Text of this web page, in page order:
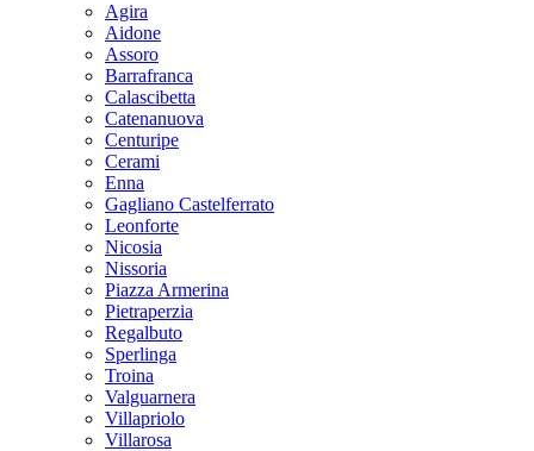
Agira
Aidone
Assoro
Barrafranca
Calascibetta
Catenanuova
Centuripe
Cerami
Enna
Gagliano Castelferrato
Leonforte
Nicosia
Nissoria
Piazza Armerina
Pietraperzia
Regalbuto
Sperlinga
Troina
Valguarnera
Villapriolo
Villarosa